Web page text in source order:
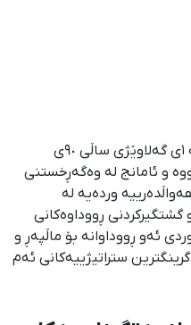
ئاژانسی هەواڵدەریی کوردستان، لە ١ی گەلاوێژی ساڵی ٩٠ی
و ئامانج لە وەگەڕخستنی
وردەیە لە
ڕووداوەكانی
ئەو ڕووداوانە بۆ ماڵپەڕ و
ستراتیژییەكانی ئەم